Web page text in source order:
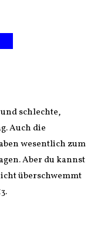
schlechte,
Auch die
wesentlich zum
Aber du kannst
überschwemmt